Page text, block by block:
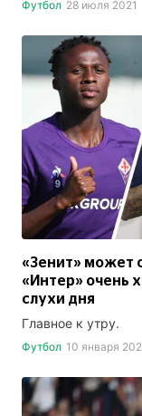
Футбол 28 июля 2021
«Зенит» может
«Интер» очень
слухи дня
Главное к утру.
Футбол 10 января